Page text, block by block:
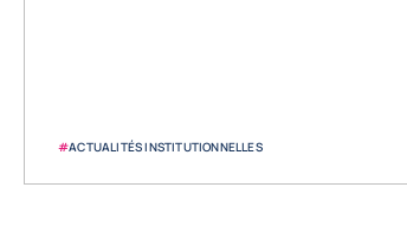
#ACTUALITÉS INSTITUTIONNELLES